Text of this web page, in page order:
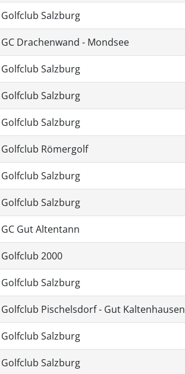
Golfclub Salzburg
GC Drachenwand - Mondsee
Golfclub Salzburg
Golfclub Salzburg
Golfclub Salzburg
Golfclub Römergolf
Golfclub Salzburg
Golfclub Salzburg
GC Gut Altentann
Golfclub 2000
Golfclub Salzburg
Golfclub Pischelsdorf - Gut Kaltenhausen
Golfclub Salzburg
Golfclub Salzburg